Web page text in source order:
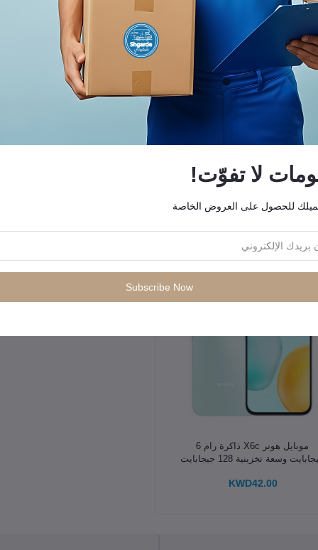
الإضافة إلى سلة التسوق
8GB RAM 256GB
KWD45.00
سماعة هونر X7I
الإضافة إلى سلة التسوق
موبايل هونر X6c ذاكرة رام 6
وسعة تخزينية 128 جيجابايت
KWD42.00
لا تفوّت!
للحصول على العروض الخاصة
Subscribe Now